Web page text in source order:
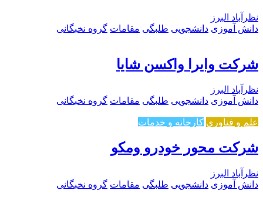
نظرآباد البرز
دانش آموزی دانشجویی طلبگی مقامات گروه نخبگانی
شرکت وایرا واکسن شایا
نظرآباد البرز
دانش آموزی دانشجویی طلبگی مقامات گروه نخبگانی
علم و فناوری کارخانه و خدمات
شرکت محور خودرو ومکو
نظرآباد البرز
دانش آموزی دانشجویی طلبگی مقامات گروه نخبگانی